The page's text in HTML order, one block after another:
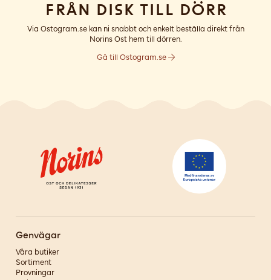
Från disk till dörr
Via Ostogram.se kan ni snabbt och enkelt beställa direkt från
Norins Ost hem till dörren.
Gå till Ostogram.se
Genvägar
Våra butiker
Sortiment
Provningar